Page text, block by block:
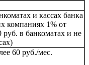
и кассах банка
компаниях 1% от
в банкоматах и не
60 руб./мес.